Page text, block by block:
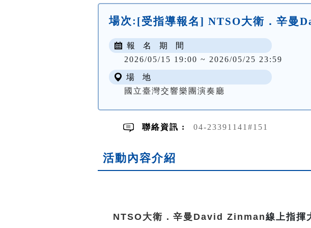
場次: [受指導報名] NTSO大衛．辛曼
報 名 期 間
2026/05/15 19:00 ~ 2026/05/25 23:59
場 地
國立臺灣交響樂團演奏廳
聯絡資訊 : 04-23391141#151
活動內容介紹
NTSO大衛．辛曼David Zinman線上指揮